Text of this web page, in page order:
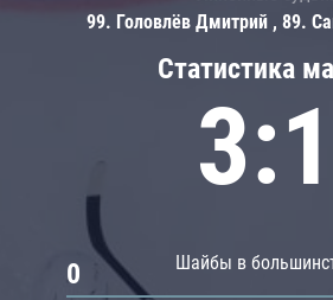
Статистика
3:1
Шайбы в
0
99. Головлёв Дмитрий , 89.